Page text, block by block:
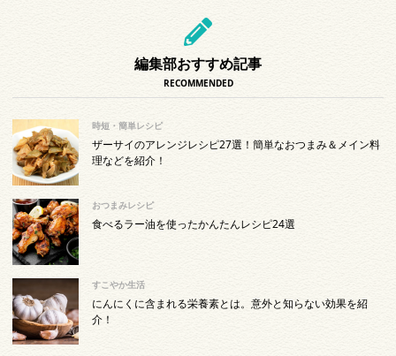
編集部おすすめ記事
RECOMMENDED
時短・簡単レシピ
ザーサイのアレンジレシピ27選！簡単なおつまみ＆メイン料
理などを紹介！
おつまみレシピ
食べるラー油を使ったかんたんレシピ24選
すこやか生活
にんにくに含まれる栄養素とは。意外と知らない効果を紹
介！